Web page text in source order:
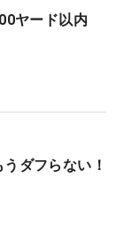
ヤード以内
うダフらない！